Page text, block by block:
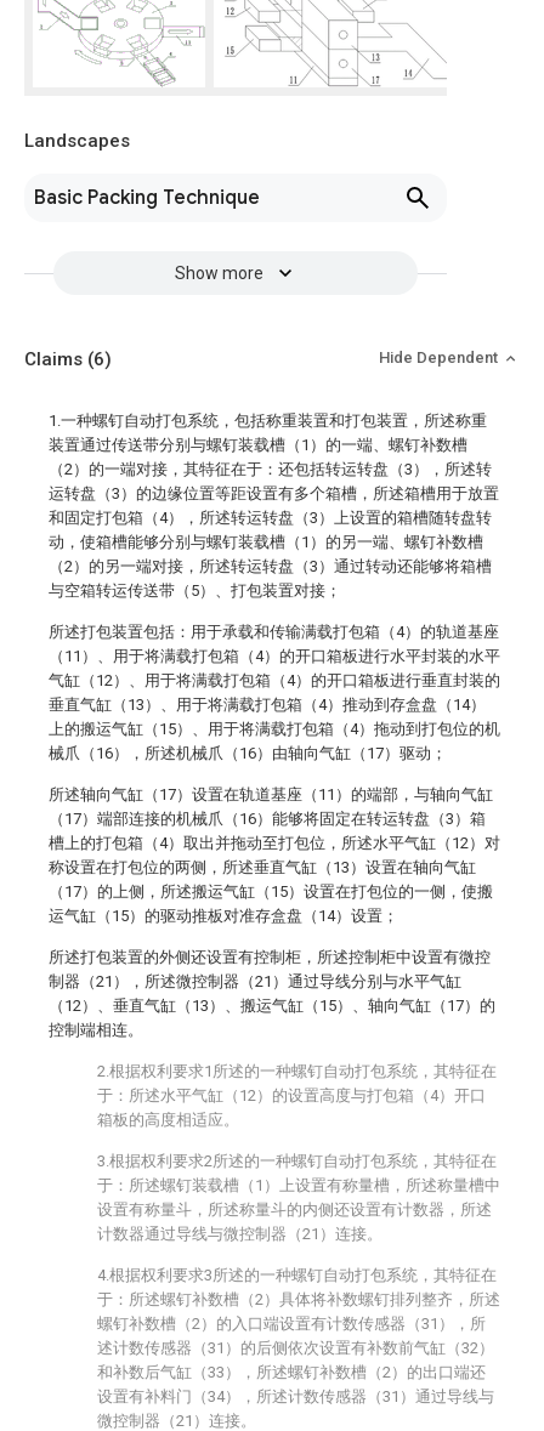
Landscapes
Basic Packing Technique
Show more
Claims (6) Hide Dependent
1.一种螺钉自动打包系统，包括称重装置和打包装置，所述称重
装置通过传送带分别与螺钉装载槽（1）的一端、螺钉补数槽
（2）的一端对接，其特征在于：还包括转运转盘（3），所述转
运转盘（3）的边缘位置等距设置有多个箱槽，所述箱槽用于放置
和固定打包箱（4），所述转运转盘（3）上设置的箱槽随转盘转
动，使箱槽能够分别与螺钉装载槽（1）的另一端、螺钉补数槽
（2）的另一端对接，所述转运转盘（3）通过转动还能够将箱槽
与空箱转运传送带（5）、打包装置对接；
所述打包装置包括：用于承载和传输满载打包箱（4）的轨道基座
（11）、用于将满载打包箱（4）的开口箱板进行水平封装的水平
气缸（12）、用于将满载打包箱（4）的开口箱板进行垂直封装的
垂直气缸（13）、用于将满载打包箱（4）推动到存盒盘（14）
上的搬运气缸（15）、用于将满载打包箱（4）拖动到打包位的机
械爪（16），所述机械爪（16）由轴向气缸（17）驱动；
所述轴向气缸（17）设置在轨道基座（11）的端部，与轴向气缸
（17）端部连接的机械爪（16）能够将固定在转运转盘（3）箱
槽上的打包箱（4）取出并拖动至打包位，所述水平气缸（12）对
称设置在打包位的两侧，所述垂直气缸（13）设置在轴向气缸
（17）的上侧，所述搬运气缸（15）设置在打包位的一侧，使搬
运气缸（15）的驱动推板对准存盒盘（14）设置；
所述打包装置的外侧还设置有控制柜，所述控制柜中设置有微控
制器（21），所述微控制器（21）通过导线分别与水平气缸
（12）、垂直气缸（13）、搬运气缸（15）、轴向气缸（17）的
控制端相连。
2.根据权利要求1所述的一种螺钉自动打包系统，其特征在
于：所述水平气缸（12）的设置高度与打包箱（4）开口
箱板的高度相适应。
3.根据权利要求2所述的一种螺钉自动打包系统，其特征在
于：所述螺钉装载槽（1）上设置有称量槽，所述称量槽中
设置有称量斗，所述称量斗的内侧还设置有计数器，所述
计数器通过导线与微控制器（21）连接。
4.根据权利要求3所述的一种螺钉自动打包系统，其特征在
于：所述螺钉补数槽（2）具体将补数螺钉排列整齐，所述
螺钉补数槽（2）的入口端设置有计数传感器（31），所
述计数传感器（31）的后侧依次设置有补数前气缸（32）
和补数后气缸（33），所述螺钉补数槽（2）的出口端还
设置有补料门（34），所述计数传感器（31）通过导线与
微控制器（21）连接。